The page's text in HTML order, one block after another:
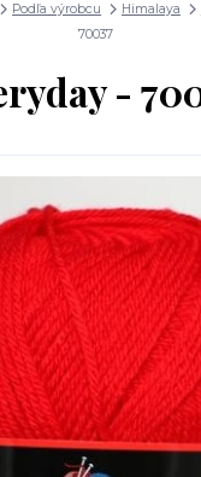
Podľa výrobcu Himalaya
70037
-